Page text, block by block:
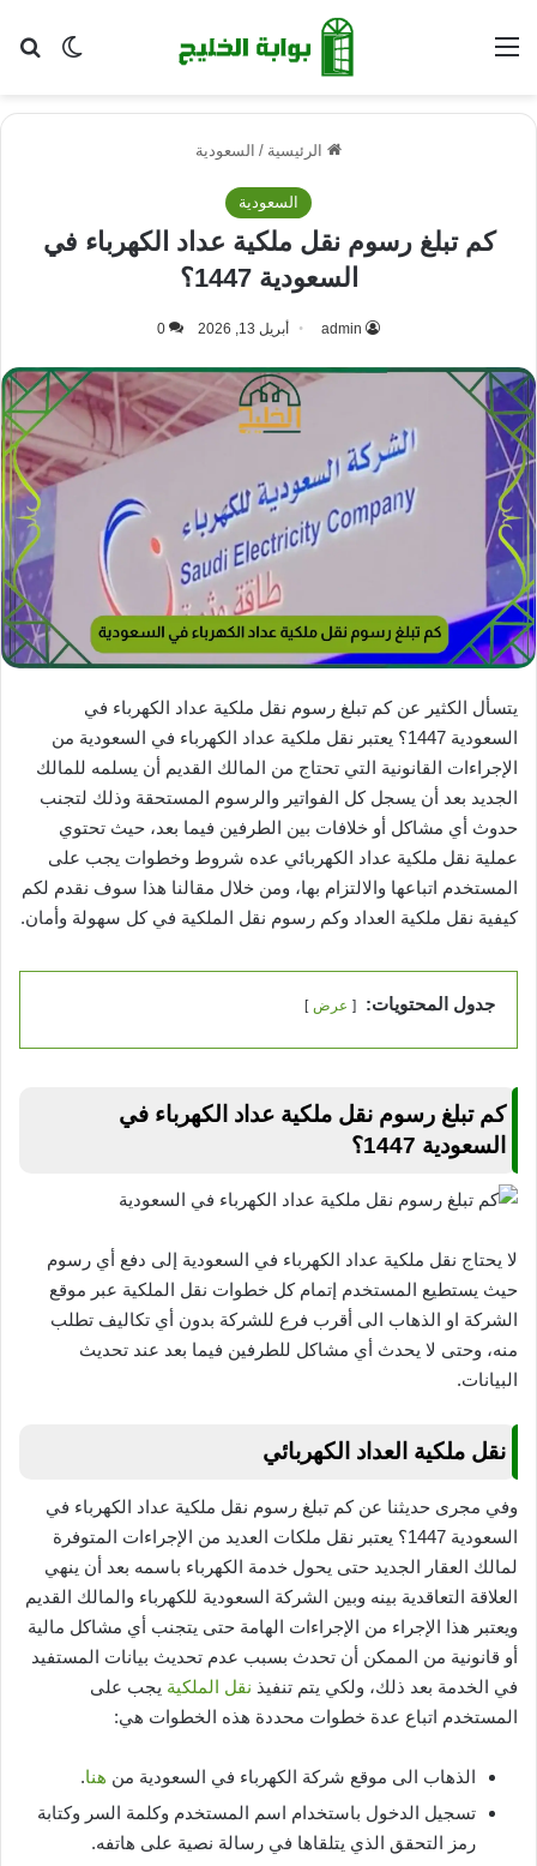
الوضع القائمة
الرئيسية / السعودية
السعودية
كم تبلغ رسوم نقل ملكية عداد الكهرباء في
السعودية 1447؟
admin أبريل 13, 2026 0
يتسأل الكثير عن كم تبلغ رسوم نقل ملكية عداد الكهرباء في
السعودية 1447؟ يعتبر نقل ملكية عداد الكهرباء في السعودية من
الإجراءات القانونية التي تحتاج من المالك القديم أن يسلمه للمالك
الجديد بعد أن يسجل كل الفواتير والرسوم المستحقة وذلك لتجنب
حدوث أي مشاكل أو خلافات بين الطرفين فيما بعد، حيث تحتوي
عملية نقل ملكية عداد الكهربائي عده شروط وخطوات يجب على
المستخدم اتباعها والالتزام بها، ومن خلال مقالنا هذا سوف نقدم لكم
كيفية نقل ملكية العداد وكم رسوم نقل الملكية في كل سهولة وأمان.
جدول المحتويات: عرض
كم تبلغ رسوم نقل ملكية عداد الكهرباء في
السعودية 1447؟
لا يحتاج نقل ملكية عداد الكهرباء في السعودية إلى دفع أي رسوم
حيث يستطيع المستخدم إتمام كل خطوات نقل الملكية عبر موقع
الشركة او الذهاب الى أقرب فرع للشركة بدون أي تكاليف تطلب
منه، وحتى لا يحدث أي مشاكل للطرفين فيما بعد عند تحديث
البيانات.
نقل ملكية العداد الكهربائي
وفي مجرى حديثنا عن كم تبلغ رسوم نقل ملكية عداد الكهرباء في
السعودية 1447؟ يعتبر نقل ملكات العديد من الإجراءات المتوفرة
لمالك العقار الجديد حتى يحول خدمة الكهرباء باسمه بعد أن ينهي
العلاقة التعاقدية بينه وبين الشركة السعودية للكهرباء والمالك القديم
ويعتبر هذا الإجراء من الإجراءات الهامة حتى يتجنب أي مشاكل مالية
أو قانونية من الممكن أن تحدث بسبب عدم تحديث بيانات المستفيد
في الخدمة بعد ذلك، ولكي يتم تنفيذ نقل الملكية يجب على
المستخدم اتباع عدة خطوات محددة هذه الخطوات هي:
الذهاب الى موقع شركة الكهرباء في السعودية من هنا.
تسجيل الدخول باستخدام اسم المستخدم وكلمة السر وكتابة
رمز التحقق الذي يتلقاها في رسالة نصية على هاتفه.